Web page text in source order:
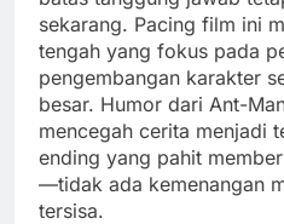
sekarang. Pacing film ini
tengah yang fokus pada
pengembangan karakter
besar. Humor dari Ant-
mencegah cerita menjadi
ending yang pahit
—tidak ada kemenangan
tersisa.